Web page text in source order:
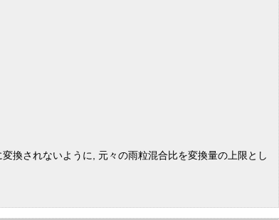
換されないように, 元々の雨粒混合比を変換量の上限とし